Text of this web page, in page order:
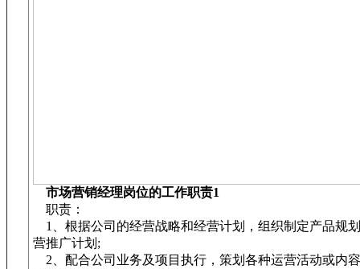
市场营销经理岗位的工作职责1
职责：
1、根据公司的经营战略和经营计划，组织制定产品规
营推广计划;
2、配合公司业务及项目执行，策划各种运营活动或内